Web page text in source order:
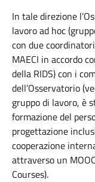
In tale direzione
lavoro ad hoc
con due
MAECI in accordo
della RIDS) con i
dell’Osservatorio
gruppo di lavoro, è
formazione del
progettazione
cooperazione
attraverso un
Courses).